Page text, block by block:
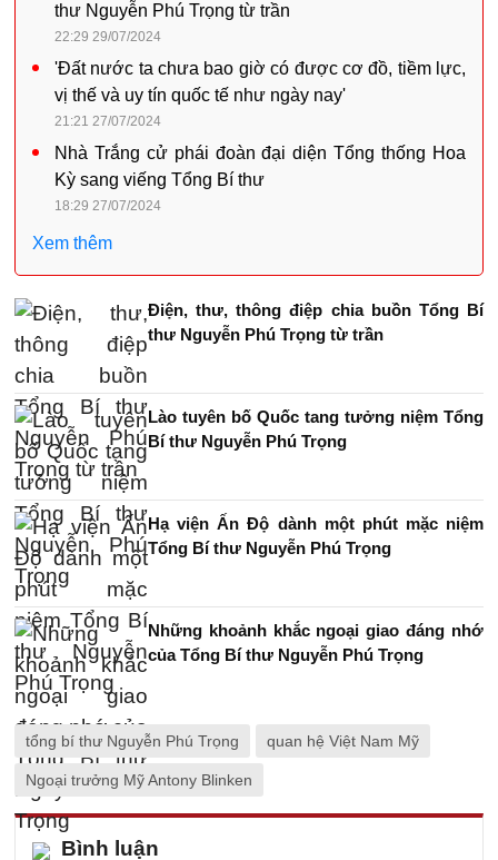
thư Nguyễn Phú Trọng từ trần
22:29 29/07/2024
'Đất nước ta chưa bao giờ có được cơ đồ, tiềm lực,
vị thế và uy tín quốc tế như ngày nay'
21:21 27/07/2024
Nhà Trắng cử phái đoàn đại diện Tổng thống Hoa
Kỳ sang viếng Tổng Bí thư
18:29 27/07/2024
Xem thêm
Điện, thư, thông điệp chia buồn Tổng Bí
thư Nguyễn Phú Trọng từ trần
Lào tuyên bố Quốc tang tưởng niệm Tổng
Bí thư Nguyễn Phú Trọng
Hạ viện Ấn Độ dành một phút mặc niệm
Tổng Bí thư Nguyễn Phú Trọng
Những khoảnh khắc ngoại giao đáng nhớ
của Tổng Bí thư Nguyễn Phú Trọng
tổng bí thư Nguyễn Phú Trọng quan hệ Việt Nam Mỹ
Ngoại trưởng Mỹ Antony Blinken
Bình luận